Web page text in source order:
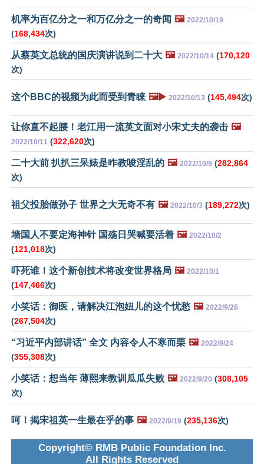
机率为百亿分之一和万亿分之一的奇闻 🖼️ 2022/10/19
(168,434次)
从蔡英文总统的国庆演讲说到二十大 🖼️ 2022/10/14 (170,120
次)
这个BBC的视频为此而受到青睐 🖼️▶️ 2022/10/13 (145,494次)
让你直不起腰！老江用一流英文面对小宋丈夫的袭击 🖼️
2022/10/11 (322,620次)
二十大前 扒扒三呆婊是咋教唆淫乱的 🖼️ 2022/10/9 (282,864
次)
祖父投胎做孙子 世界之大无奇不有 🖼️ 2022/10/3 (189,272次)
墙国人不要定海神针 国殇日哭喊要活着 🖼️ 2022/10/2
(121,018次)
吓死谁！这个新创技术将改变世界格局 🖼️ 2022/10/1
(147,466次)
小笑话：御医，请解决江泡妞儿的这个忧愁 🖼️ 2022/9/26
(267,504次)
“习近平内部讲话” 全文 内容令人不寒而栗 🖼️ 2022/9/24
(355,308次)
小笑话：想当年 薄熙来教训瓜瓜失败 🖼️ 2022/9/20 (308,105
次)
呵！揭宋祖英一生最在乎的事 🖼️ 2022/9/19 (235,136次)
Copyright© RMB Public Foundation Inc.
All Rights Reserved